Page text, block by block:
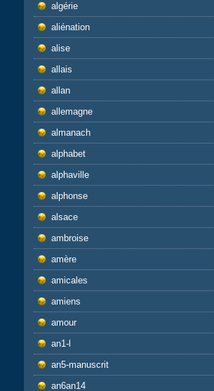
algérie
aliénation
alise
allais
allan
allemagne
almanach
alphabet
alphaville
alphonse
alsace
ambroise
amère
amicales
amiens
amour
an1-l
an5-manuscrit
an6an14